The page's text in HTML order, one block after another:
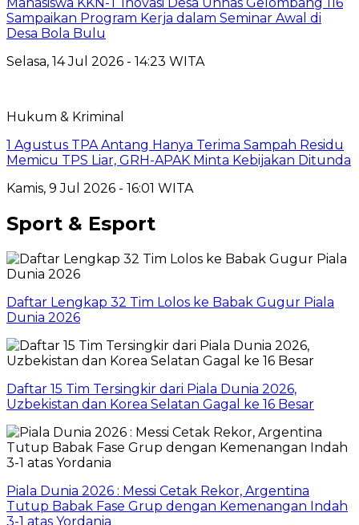
Sampaikan Program Kerja dalam Seminar Awal di
Desa Bola Bulu
Selasa, 14 Jul 2026 - 14:23 WITA
Hukum & Kriminal
1 Agustus TPA Antang Hanya Terima Sampah Residu
Memicu TPS Liar, GRH-APAK Minta Kebijakan Ditunda
Kamis, 9 Jul 2026 - 16:01 WITA
Sport & Esport
Daftar Lengkap 32 Tim Lolos ke Babak Gugur Piala
Dunia 2026
Daftar 15 Tim Tersingkir dari Piala Dunia 2026,
Uzbekistan dan Korea Selatan Gagal ke 16 Besar
Piala Dunia 2026 : Messi Cetak Rekor, Argentina
Tutup Babak Fase Grup dengan Kemenangan Indah
3-1 atas Yordania